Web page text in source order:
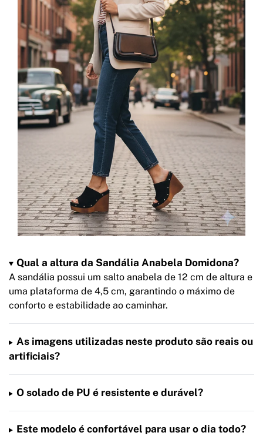
Qual a altura da Sandália Anabela Domidona?
A sandália possui um salto anabela de 12 cm de altura e
uma plataforma de 4,5 cm, garantindo o máximo de
conforto e estabilidade ao caminhar.
As imagens utilizadas neste produto são reais ou
artificiais?
O solado de PU é resistente e durável?
Este modelo é confortável para usar o dia todo?